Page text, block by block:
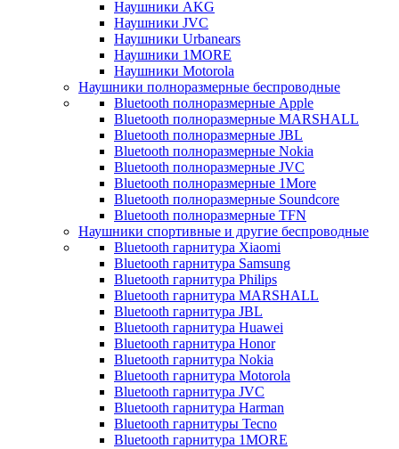
Наушники AKG
Наушники JVC
Наушники Urbanears
Наушники 1MORE
Наушники Motorola
Наушники полноразмерные беспроводные
Bluetooth полноразмерные Apple
Bluetooth полноразмерные MARSHALL
Bluetooth полноразмерные JBL
Bluetooth полноразмерные Nokia
Bluetooth полноразмерные JVC
Bluetooth полноразмерные 1More
Bluetooth полноразмерные Soundcore
Bluetooth полноразмерные TFN
Наушники спортивные и другие беспроводные
Bluetooth гарнитура Xiaomi
Bluetooth гарнитура Samsung
Bluetooth гарнитура Philips
Bluetooth гарнитура MARSHALL
Bluetooth гарнитура JBL
Bluetooth гарнитура Huawei
Bluetooth гарнитура Honor
Bluetooth гарнитура Nokia
Bluetooth гарнитура Motorola
Bluetooth гарнитура JVC
Bluetooth гарнитура Harman
Bluetooth гарнитуры Tecno
Bluetooth гарнитура 1MORE